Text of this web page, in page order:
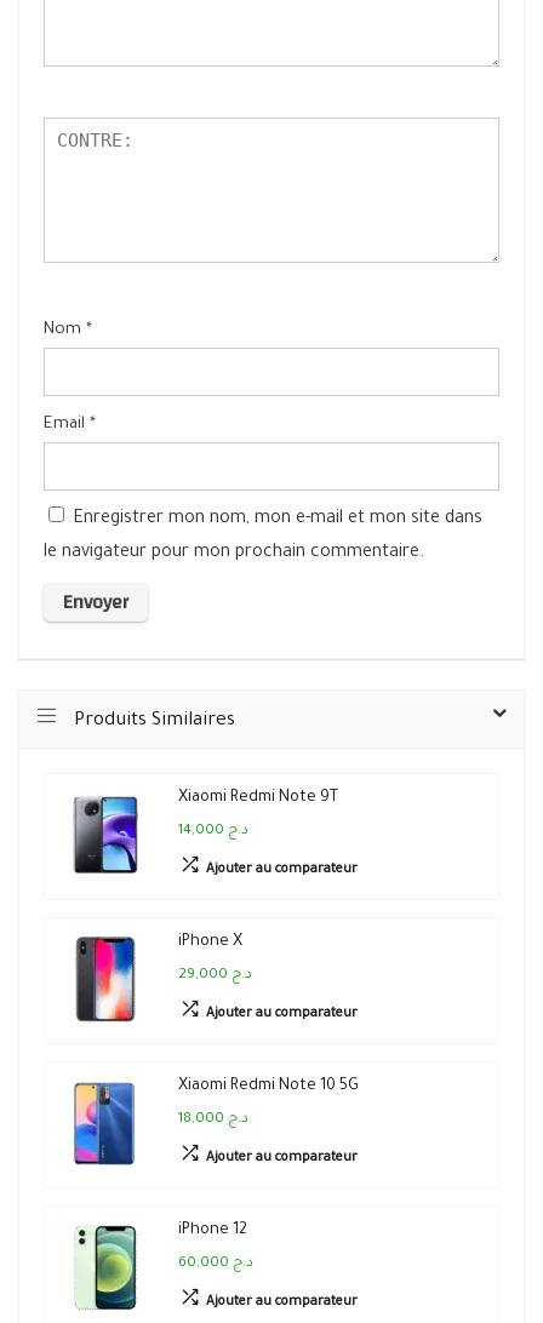
Nom *
Email *
Enregistrer mon nom, mon e-mail et mon site dans
le navigateur pour mon prochain commentaire.
Produits Similaires
Xiaomi Redmi Note 9T
14,000 د.ج
Ajouter au comparateur
iPhone X
29,000 د.ج
Ajouter au comparateur
Xiaomi Redmi Note 10 5G
18,000 د.ج
Ajouter au comparateur
iPhone 12
60,000 د.ج
Ajouter au comparateur